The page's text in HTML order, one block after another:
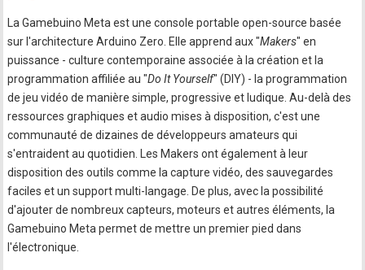
La Gamebuino Meta est une console portable open-source basée
sur l'architecture Arduino Zero. Elle apprend aux "Makers" en
puissance - culture contemporaine associée à la création et la
programmation affiliée au "Do It Yourself" (DIY) - la programmation
de jeu vidéo de manière simple, progressive et ludique. Au-delà des
ressources graphiques et audio mises à disposition, c'est une
communauté de dizaines de développeurs amateurs qui
s'entraident au quotidien. Les Makers ont également à leur
disposition des outils comme la capture vidéo, des sauvegardes
faciles et un support multi-langage. De plus, avec la possibilité
d'ajouter de nombreux capteurs, moteurs et autres éléments, la
Gamebuino Meta permet de mettre un premier pied dans
l'électronique.